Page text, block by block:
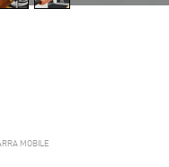
MOBILE